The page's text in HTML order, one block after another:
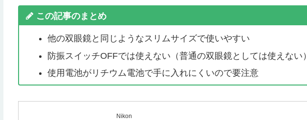
この記事のまとめ
他の双眼鏡と同じようなスリムサイズで使いやすい
防振スイッチOFFでは使えない（普通の双眼鏡としては使えない）
使用電池がリチウム電池で手に入れにくいので要注意
Nikon